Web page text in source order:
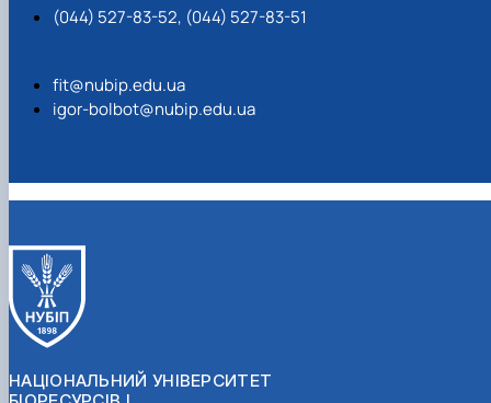
(044) 527-83-52, (044) 527-83-51
fit@nubip.edu.ua
igor-bolbot@nubip.edu.ua
НАЦІОНАЛЬНИЙ УНІВЕРСИТЕТ